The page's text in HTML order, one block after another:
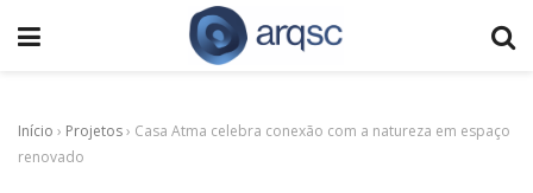
Início › Projetos› Casa Atma celebra conexão com a natureza em espaço
renovado